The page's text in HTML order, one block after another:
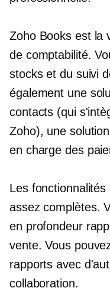
Zoho Books est la
de comptabilité.
stocks et du suivi
également une
contacts (qui
Zoho), une
en charge des
Les
assez complètes.
en profondeur
vente. Vous
rapports avec
collaboration.